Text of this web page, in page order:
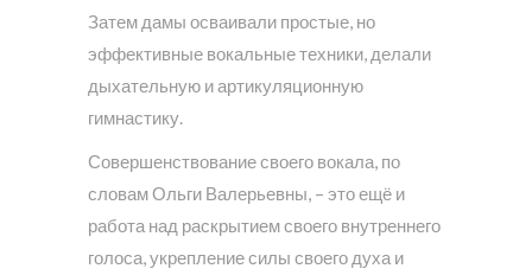
Затем дамы осваивали простые, но
эффективные вокальные техники, делали
дыхательную и артикуляционную
гимнастику.
Совершенствование своего вокала, по
словам Ольги Валерьевны, – это ещё и
работа над раскрытием своего внутреннего
голоса, укрепление силы своего духа и